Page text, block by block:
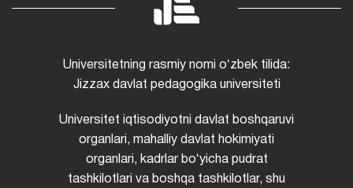
Universitetning rasmiy nomi oʻzbek tilida:
Jizzax davlat pedagogika universiteti
Universitet iqtisodiyotni davlat boshqaruvi
organlari, mahalliy davlat hokimiyati
organlari, kadrlar boʻyicha pudrat
tashkilotlari va boshqa tashkilotlar, shu